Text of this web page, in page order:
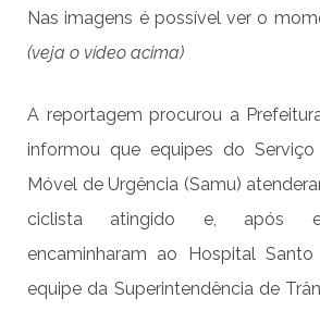
Nas imagens é possível ver o
(veja o vídeo acima)
A reportagem procurou a
informou que equipes do
Móvel de Urgência (Samu)
ciclista atingido e, após
encaminharam ao Hospital
equipe da Superintendência de